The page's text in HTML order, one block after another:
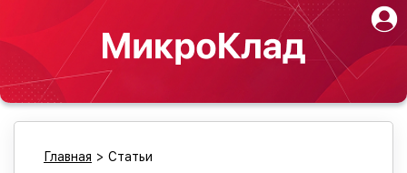
Главная > Статьи